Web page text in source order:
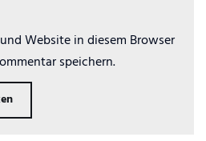
Website in diesem Browser
speichern.